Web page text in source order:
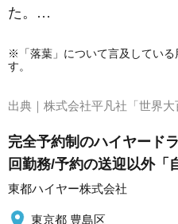
た。…
※「落葉」について言及している
す。
出典｜ 株式会社平凡社「世界大
完全予約制のハイヤード
回勤務/予約の送迎以外「
東都ハイヤー株式会社
東京都 豊島区